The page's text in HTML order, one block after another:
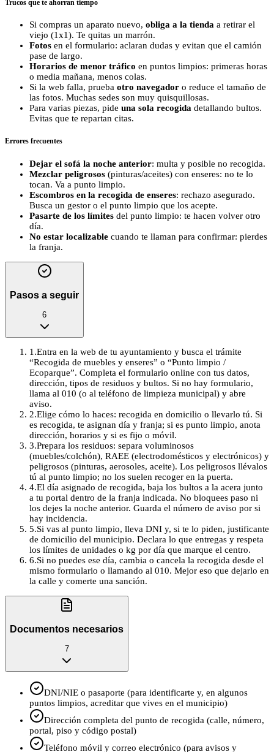
Trucos que te ahorran tiempo
Si compras un aparato nuevo, obliga a la tienda a retirar el
viejo (1x1). Te quitas un marrón.
Fotos en el formulario: aclaran dudas y evitan que el camión
pase de largo.
Horarios de menor tráfico en puntos limpios: primeras horas
o media mañana, menos colas.
Si la web falla, prueba otro navegador o reduce el tamaño de
las fotos. Muchas sedes son muy quisquillosas.
Para varias piezas, pide una sola recogida detallando bultos.
Evitas que te repartan citas.
Errores frecuentes
Dejar el sofá la noche anterior: multa y posible no recogida.
Mezclar peligrosos (pinturas/aceites) con enseres: no te lo
tocan. Va a punto limpio.
Escombros en la recogida de enseres: rechazo asegurado.
Busca un gestor o el punto limpio que los acepte.
Pasarte de los límites del punto limpio: te hacen volver otro
día.
No estar localizable cuando te llaman para confirmar: pierdes
la franja.
Pasos a seguir
6
1 .Entra en la web de tu ayuntamiento y busca el trámite
“Recogida de muebles y enseres” o “Punto limpio /
Ecoparque”. Completa el formulario online con tus datos,
dirección, tipos de residuos y bultos. Si no hay formulario,
llama al 010 (o al teléfono de limpieza municipal) y abre
aviso.
2.Elige cómo lo haces: recogida en domicilio o llevarlo tú. Si
es recogida, te asignan día y franja; si es punto limpio, anota
dirección, horarios y si es fijo o móvil.
3.Prepara los residuos: separa voluminosos
(muebles/colchón), RAEE (electrodomésticos y electrónicos) y
peligrosos (pinturas, aerosoles, aceite). Los peligrosos llévalos
tú al punto limpio; no los suelen recoger en la puerta.
4.El día asignado de recogida, baja los bultos a la acera junto
a tu portal dentro de la franja indicada. No bloquees paso ni
los dejes la noche anterior. Guarda el número de aviso por si
hay incidencia.
5.Si vas al punto limpio, lleva DNI y, si te lo piden, justificante
de domicilio del municipio. Declara lo que entregas y respeta
los límites de unidades o kg por día que marque el centro.
6.Si no puedes ese día, cambia o cancela la recogida desde el
mismo formulario o llamando al 010. Mejor eso que dejarlo en
la calle y comerte una sanción.
Documentos necesarios
7
DNI/NIE o pasaporte (para identificarte y, en algunos
puntos limpios, acreditar que vives en el municipio)
Dirección completa del punto de recogida (calle, número,
portal, piso y código postal)
Teléfono móvil y correo electrónico (para avisos y